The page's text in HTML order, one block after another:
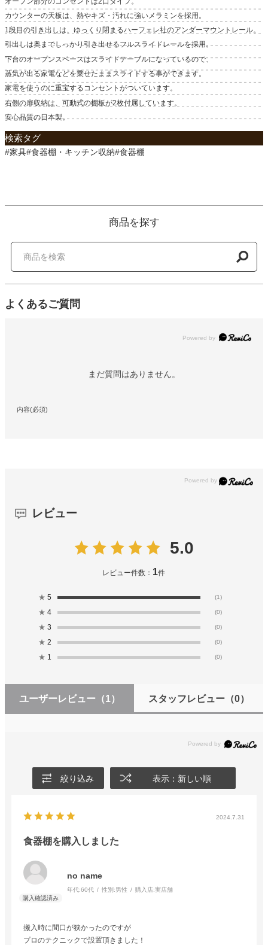
カウンターの天板は、熱やキズ・汚れに強いメラミンを採用。
1段目の引き出しは、ゆっくり閉まるハーフェレ社のアンダーマウントレール。
引出しは奥までしっかり引き出せるフルスライドレールを採用。
下台のオープンスペースはスライドテーブルになっているので、
蒸気が出る家電などを乗せたままスライドする事ができます。
家電を使うのに重宝するコンセントがついています。
右側の扉収納は、可動式の棚板が2枚付属しています。
安心品質の日本製。
検索タグ
#家具#食器棚・キッチン収納#食器棚
商品を探す
よくあるご質問
Powered by
まだ質問はありません。
内容(必須)
レビュー
5.0
レビュー件数： 1件
★ 5 (1)
★ 4 (0)
★ 3 (0)
★ 2 (0)
★ 1 (0)
ユーザーレビュー （1） スタッフレビュー（0）
絞り込み 表示：新しい順
2024.7.31
食器棚を購入しました
no name
年代:60代 性別:男性 購入店:実店舗
搬入時に間口が狭かったのですが
プロのテクニックで設置頂きました！